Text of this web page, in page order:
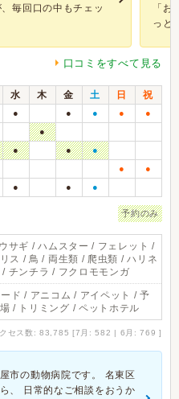
毎回口の中もチェッ
「
っと
口コミをすべて見る
水 木 金 土 日
祝
● ● ● ● ●
●
● ● ●
● ●
● ● ●
予約のみ
サギ / ハムスター / フェレット /
ス / 鳥 / 両生類 / 爬虫類 / ハリネ
チンチラ / フクロモモンガ
ド / アニコム / アイペット / 予
/ トリミング / ペットホテル
セス数: 83,785 [7月: 582 | 6月: 769 ]
市の動物病院です。 名東区
、 日常的なご相談をおうか